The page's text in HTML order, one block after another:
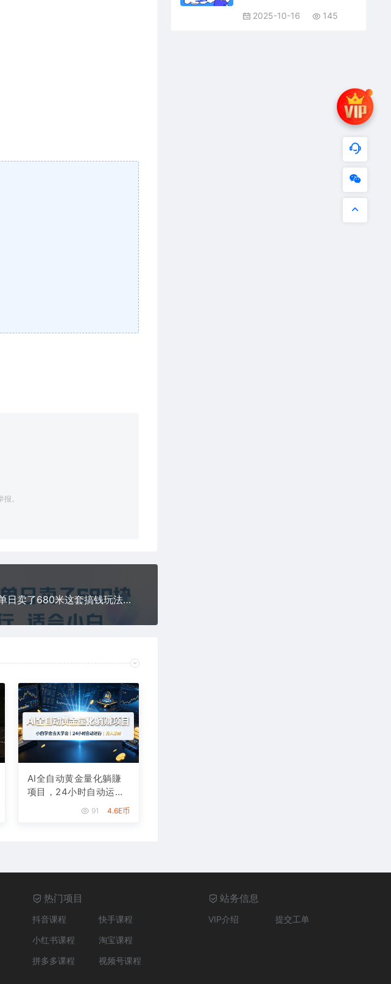
。
邪修玩法：一个噱头，单日卖了680米这套搞钱玩法真厉害互联网永远值得我们探索
AI全自动黄金量化躺賺
项目，24小时自动运
行，月入2W！ 91 4.6E币
2025-10-16 145
热门项目
抖音课程
快手课程
小红书课程
淘宝课程
拼多多课程
视频号课程
站务信息
VIP介绍 提交工单